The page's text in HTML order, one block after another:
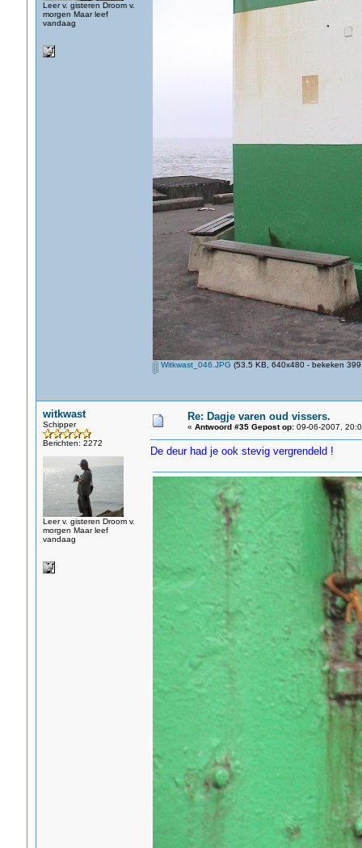
Leer v. gisteren Droom v.
morgen Maar leef
vandaag
Witkwast_046.JPG (53.5 KB, 640x480 - bekeken
witkwast
Schipper
Berichten: 2272
Leer v. gisteren Droom v.
morgen Maar leef
vandaag
Re: Dagje varen oud vissers.
« Antwoord #35 Gepost op:09-06-2007,
De deur had je ook stevig vergrendeld !